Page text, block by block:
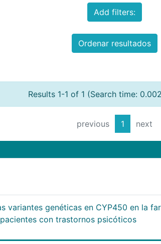
Add filters:
Ordenar resultados
Results 1-1 of 1 (Search time:
previous 1 next
variantes genéticas en CYP450 en la
con trastornos psicóticos